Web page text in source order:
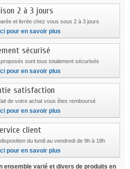
2 à 3 jours
et livrée chez vous sous 2 à 3 jours
pour en savoir plus
sécurisé
sont tous totalement sécurisés
pour en savoir plus
satisfaction
de votre achat vous êtes remboursé
pour en savoir plus
client
du lundi au vendredi de 9h à 18h
pour en savoir plus
ensemble varié et divers de produits en